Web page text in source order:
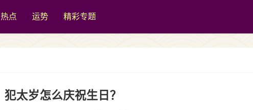
热点 运势 精彩专题
犯太岁怎么庆祝生日？